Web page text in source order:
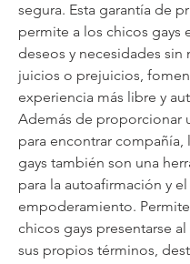
segura. Esta garantía de
permite a los chicos gays
deseos y necesidades sin
juicios o prejuicios,
experiencia más libre y
Además de proporcionar
para encontrar compañía,
gays también son una
para la autoafirmación y el
empoderamiento.
chicos gays presentarse
sus propios términos,